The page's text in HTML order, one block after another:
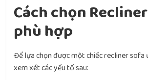
Cách chọn
phù hợp
Để lựa chọn được một chiếc recliner sofa
xem xét các yếu tố sau: